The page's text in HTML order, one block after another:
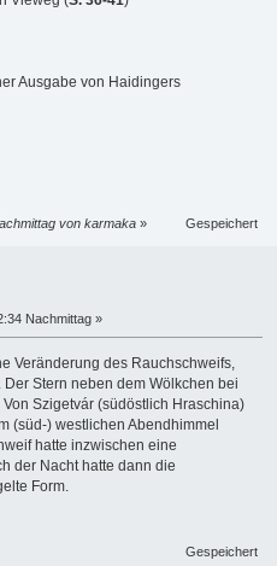
Ausgabe von Haidingers
von karmaka » Gespeichert
Nachmittag »
Veränderung des Rauchschweifs,
Stern neben dem Wölkchen bei
Szigetvár (südöstlich Hraschina)
(süd-) westlichen Abendhimmel
hatte inzwischen eine
der Nacht hatte dann die
Form.
Gespeichert